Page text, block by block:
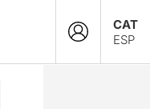
CAT
ESP